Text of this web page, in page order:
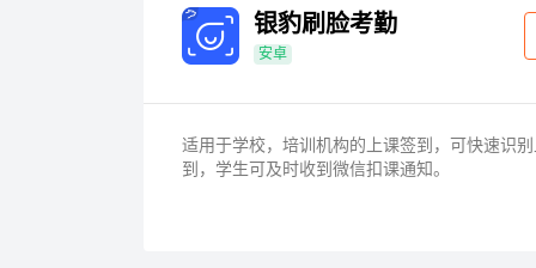
银豹刷脸考勤
安卓
适用于学校，培训机构的上课签到，可快速识
到，学生可及时收到微信扣课通知。